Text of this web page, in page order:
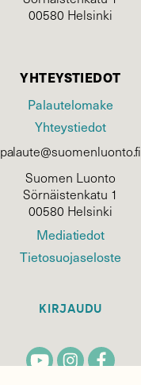
00580 Helsinki
YHTEYSTIEDOT
Palautelomake
Yhteystiedot
palaute@suomenluonto.fi
Suomen Luonto
Sörnäistenkatu 1
00580 Helsinki
Mediatiedot
Tietosuojaseloste
KIRJAUDU